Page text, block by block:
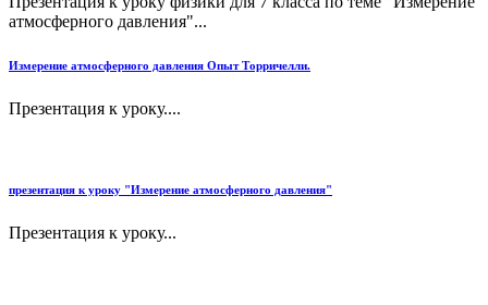
атмосферного давления"...
Измерение атмосферного давления Опыт Торричелли.
Презентация к уроку....
презентация к уроку "Измерение атмосферного давления"
Презентация к уроку...